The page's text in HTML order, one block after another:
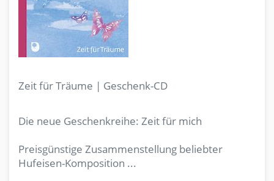
Zeit für Träume | Geschenk-CD
Die neue Geschenkreihe: Zeit für mich
Preisgünstige Zusammenstellung beliebter
Hufeisen-Komposition ...